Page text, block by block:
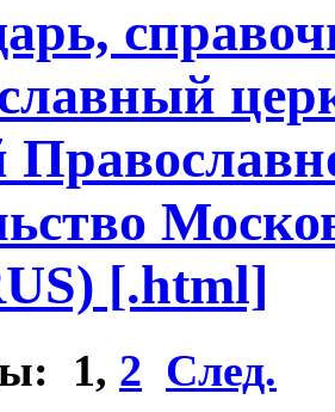
[.html]
1, 2 След.